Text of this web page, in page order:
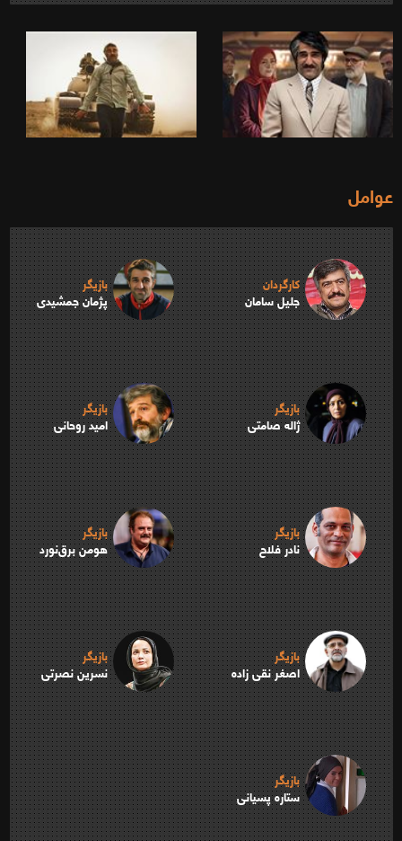
عوامل
کارگردان
جلیل سامان
بازیگر
پژمان جمشیدی
بازیگر
ژاله صامتی
بازیگر
امید روحانی
بازیگر
نادر فلاح
بازیگر
هومن برق‌نورد
بازیگر
اصغر نقی زاده
بازیگر
نسرین نصرتی
بازیگر
ستاره پسیانی